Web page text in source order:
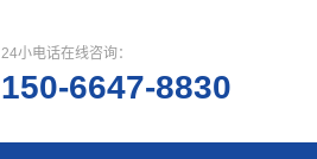
24小电话在线咨询：
150-6647-8830